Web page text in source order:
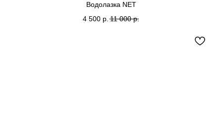
Водолазка NET
4 500 р. 11 000 р.